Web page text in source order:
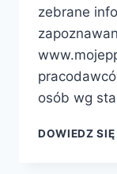
zebrane
osób wg
DOWIEDZ